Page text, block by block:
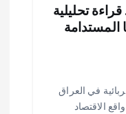
تحليلية
h
في العراق
الاقتصاد
الاماراتية